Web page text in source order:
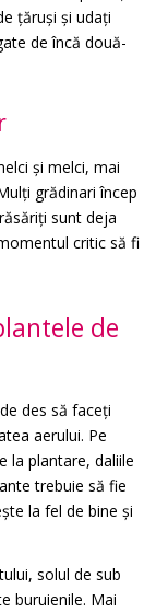
țăruși și udați
de încă două-
și melci, mai
grădinari încep
sunt deja
critic să fi
de
des să faceți
aerului. Pe
la plantare, daliile
trebuie să fie
la fel de bine și
solul de sub
buruienile. Mai